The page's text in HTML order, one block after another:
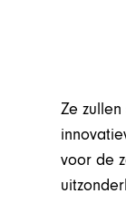
Ze
voor de